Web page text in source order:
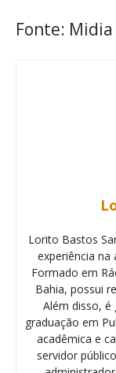
Fonte: Midia
Lorito Bastos
experiência na
Formado em
Bahia, possui
Além disso, é
graduação em
acadêmica e
servidor